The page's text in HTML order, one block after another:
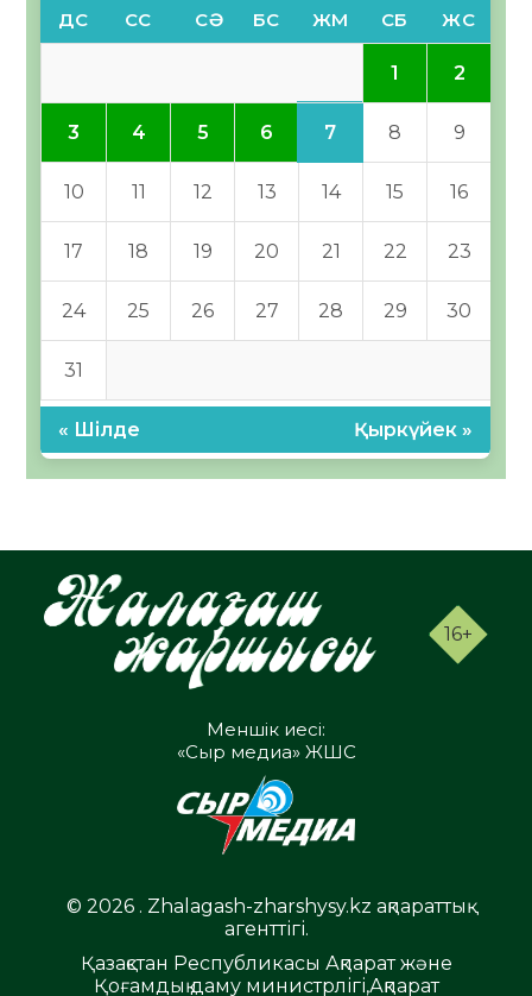
ДС СС СӘ БС ЖМ СБ ЖС
1 2
3 4 5 6 7 8 9
10 11 12 13 14 15 16
17 18 19 20 21 22 23
24 25 26 27 28 29 30
31
« Шілде Қыркүйек »
16+
Меншік иесі:
«Сыр медиа» ЖШС
© 2026 . Zhalagash-zharshysy.kz ақпараттық
агенттігі.
Қазақстан Республикасы Ақпарат және
Қоғамдық даму министрлігі,Ақпарат